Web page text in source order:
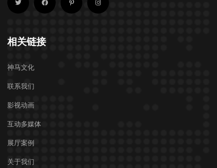
相关链接
神马文化
联系我们
影视动画
互动多媒体
展厅案例
关于我们